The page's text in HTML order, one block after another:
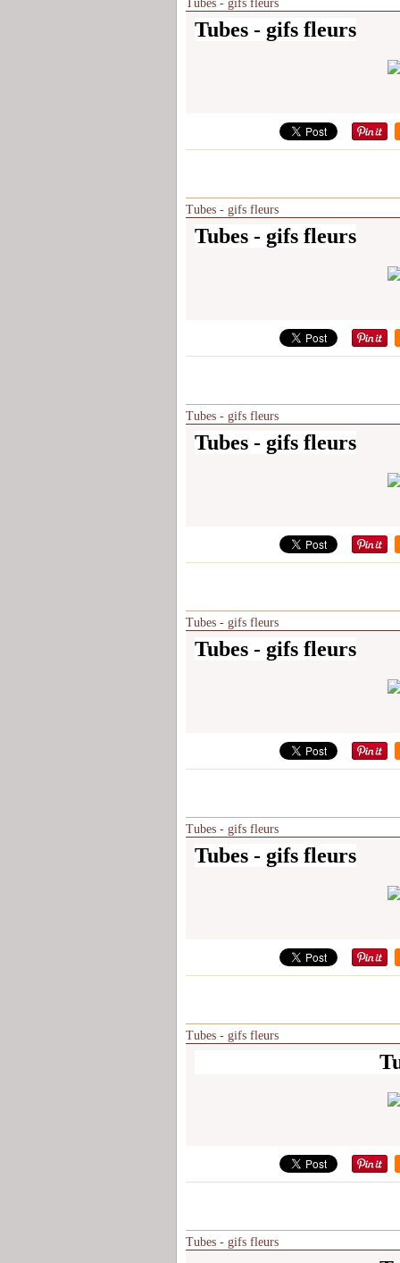
Tubes - gifs fleurs
Tubes - gifs fleurs
Tubes - gifs fleurs
Tubes - gifs fleurs
Tubes - gifs fleurs
Tubes - gifs fleurs
Tubes - gifs fleurs
Tubes - gifs fleurs
Tubes - gifs fleurs
Tubes - gifs fleurs
Tubes - gifs fleurs
Tubes - gifs fleurs